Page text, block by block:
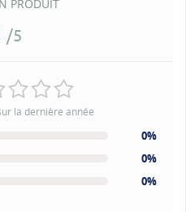
PRODUIT
/5
la dernière année
0%
0%
0%